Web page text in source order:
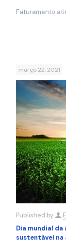
Faturamento
março 22, 2021
Published by
Dia mundial da
sustentável